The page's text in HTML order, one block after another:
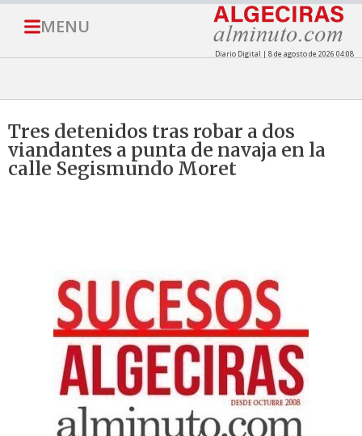
MENU
Diario Digital | 8 de agosto de 2026 04:08
Tres detenidos tras robar a dos
viandantes a punta de navaja en la
calle Segismundo Moret